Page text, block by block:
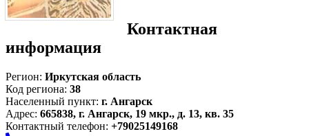
Контактная
информация
Регион: Иркутская область
Код региона: 38
Населенный пункт: г. Ангарск
Адрес: 665838, г. Ангарск, 19 мкр., д. 13, кв. 35
Контактный телефон: +79025149168